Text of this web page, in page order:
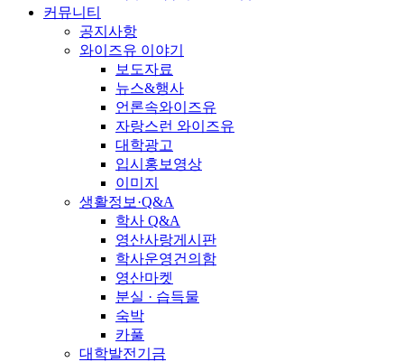
커뮤니티
공지사항
와이즈유 이야기
보도자료
뉴스&행사
언론속와이즈유
자랑스런 와이즈유
대학광고
입시홍보영상
이미지
생활정보·Q&A
학사 Q&A
영산사랑게시판
학사운영건의함
영산마켓
분실 · 습득물
숙박
카풀
대학발전기금